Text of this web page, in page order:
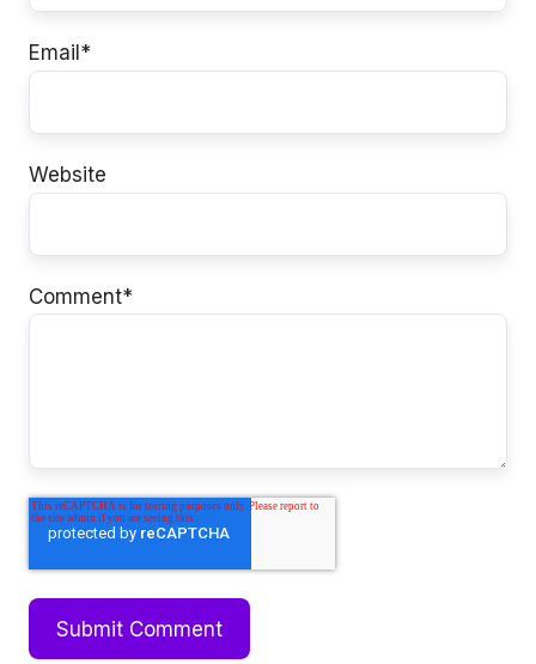
Email *
Website
Comment*